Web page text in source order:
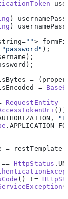
)
)
"">
"password" );
=
=
RequestEntity
())
,
.
= restTemplate.
HttpStatus .
() !=
(